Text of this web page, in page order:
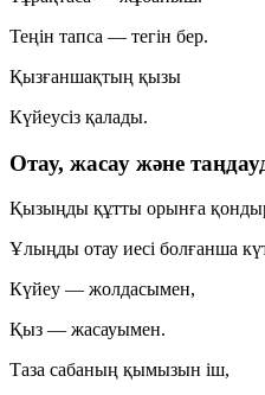
Теңін тапса — тегін бер.
Қызғаншақтың қызы
Күйеусіз қалады.
Отау, жасау және
Қызыңды құтты орынға
Ұлыңды отау иесі болғанша
Күйеу — жолдасымен,
Қыз — жасауымен.
Таза сабаның қымызын іш,